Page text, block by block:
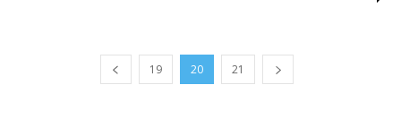
19 20 21